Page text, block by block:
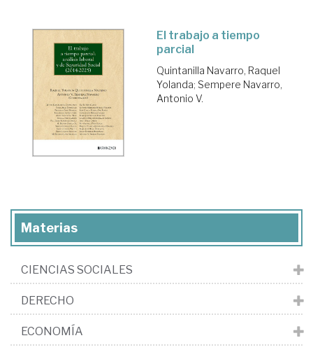
El trabajo a tiempo
parcial
Quintanilla Navarro, Raquel
Yolanda; Sempere Navarro,
Antonio V.
Materias
CIENCIAS SOCIALES
DERECHO
ECONOMÍA